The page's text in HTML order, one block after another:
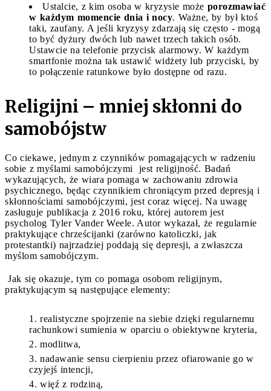
Ustalcie, z kim osoba w kryzysie może porozmawiać
w każdym momencie dnia i nocy. Ważne, by był ktoś
taki, zaufany. A jeśli kryzysy zdarzają się często - mogą
to być dyżury dwóch lub nawet trzech takich osób.
Ustawcie na telefonie przycisk alarmowy. W każdym
smartfonie można tak ustawić widżety lub przyciski, by
to połączenie ratunkowe było dostępne od razu.
Religijni – mniej skłonni do
samobójstw
Co ciekawe, jednym z czynników pomagających w radzeniu
sobie z myślami samobójczymi jest religijność. Badań
wykazujących, że wiara pomaga w zachowaniu zdrowia
psychicznego, będąc czynnikiem chroniącym przed depresją i
skłonnościami samobójczymi, jest coraz więcej. Na uwagę
zasługuje publikacja z 2016 roku, której autorem jest
psycholog Tyler Vander Weele. Autor wykazał, że regularnie
praktykujące chrześcijanki (zarówno katoliczki, jak
protestantki) najrzadziej poddają się depresji, a zwłaszcza
myślom samobójczym.
Jak się okazuje, tym co pomaga osobom religijnym,
praktykującym są następujące elementy:
realistyczne spojrzenie na siebie dzięki regularnemu
rachunkowi sumienia w oparciu o obiektywne kryteria,
modlitwa,
nadawanie sensu cierpieniu przez ofiarowanie go w
czyjejś intencji,
więź z rodziną,